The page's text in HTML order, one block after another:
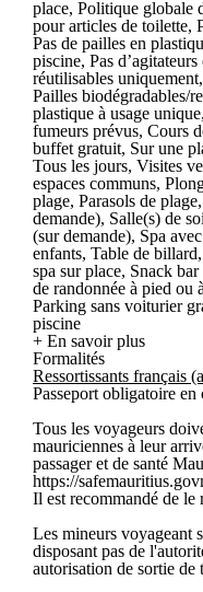
place, Politique globale
pour articles de toilette,
Pas de pailles en
piscine, Pas
réutilisables
Pailles biodégradables/
plastique à usage
fumeurs prévus, Cours
buffet gratuit, Sur une
Tous les jours, Visites
espaces communs,
plage, Parasols de
demande), Salle(s) de
(sur demande), Spa
enfants, Table de
spa sur place, Snack
de randonnée à pied ou
Parking sans voiturier
piscine
+ En savoir plus
Formalités
Ressortissants français
Passeport obligatoire
Tous les voyageurs
mauriciennes à leur
passager et de santé
https://
Il est recommandé de le
Les mineurs voyageant
disposant pas de
autorisation de sortie de